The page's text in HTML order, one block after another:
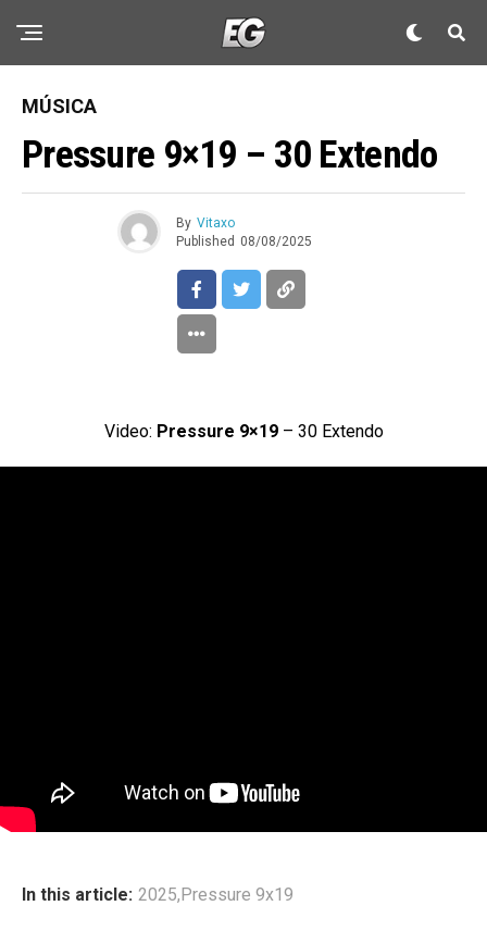
MÚSICA
Pressure 9×19 – 30 Extendo
By Vitaxo
Published 08/08/2025
Video: Pressure 9×19– 30 Extendo
In this article: 2025,Pressure 9x19